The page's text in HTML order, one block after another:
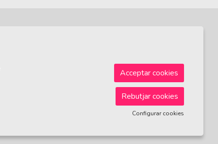
Acceptar cookies
Rebutjar cookies
Configurar cookies